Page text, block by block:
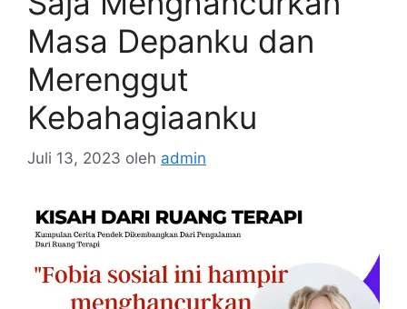
Masa Depanku dan
Merenggut
Kebahagiaanku
Juli 13, 2023 oleh admin